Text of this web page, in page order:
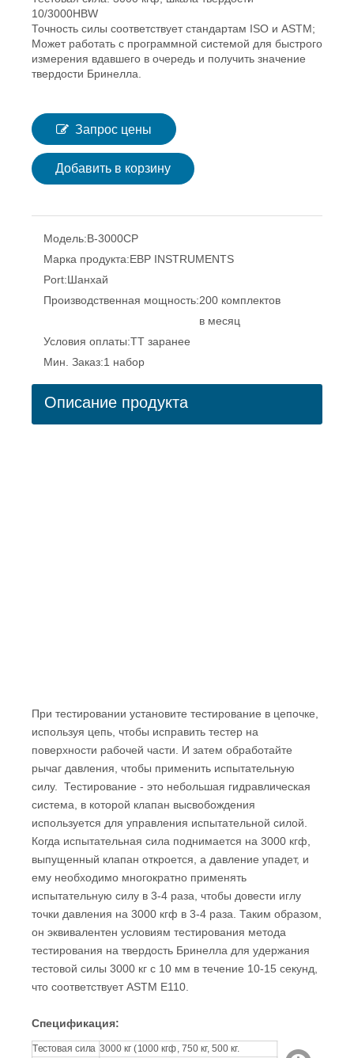
10/3000HBW
Точность силы соответствует стандартам ISO и ASTM;
Может работать с программной системой для быстрого
измерения вдавшего в очередь и получить значение
твердости Бринелла.
Запрос цены
Добавить в корзину
Модель:B-3000CP
Марка продукта:EBP INSTRUMENTS
Port:Шанхай
Производственная мощность:200 комплектов
в месяц
Условия оплаты:TT заранее
Мин. Заказ:1 набор
Описание продукта
При тестировании установите тестирование в цепочке,
используя цепь, чтобы исправить тестер на
поверхности рабочей части. И затем обработайте
рычаг давления, чтобы применить испытательную
силу. Тестирование - это небольшая гидравлическая
система, в которой клапан высвобождения
используется для управления испытательной силой.
Когда испытательная сила поднимается на 3000 кгф,
выпущенный клапан откроется, а давление упадет, и
ему необходимо многократно применять
испытательную силу в 3-4 раза, чтобы довести иглу
точки давления на 3000 кгф в 3-4 раза. Таким образом,
он эквивалентен условиям тестирования метода
тестирования на твердость Бринелла для удержания
тестовой силы 3000 кг с 10 мм в течение 10-15 секунд,
что соответствует ASTM E110.
Спецификация:
Тестовая сила 3000 кг (1000 кгф, 750 кг, 500 кг.